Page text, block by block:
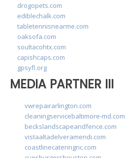
drogopets.com
ediblechalk.com
tabletennisnearme.com
oaksofa.com
soultacohtx.com
capishcaps.com
gpsyfl.org
MEDIA PARTNER III
vwrepairarlington.com
cleaningservicebaltimore-md.com
beckslandscapeandfence.com
vistaaltadelveramendi.com
coastlinecateringnc.com